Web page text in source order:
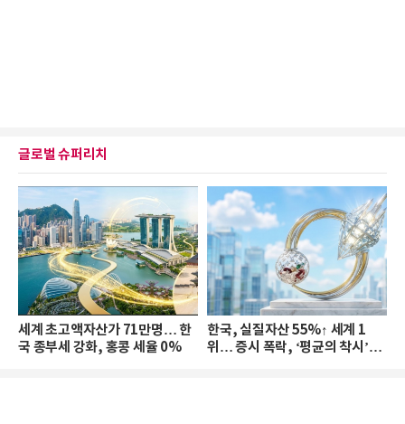
글로벌 슈퍼리치
세계 초고액자산가 71만명… 한
국 종부세 강화, 홍콩 세율 0%
한국, 실질자산 55%↑ 세계 1
위… 증시 폭락, ‘평균의 착시’와